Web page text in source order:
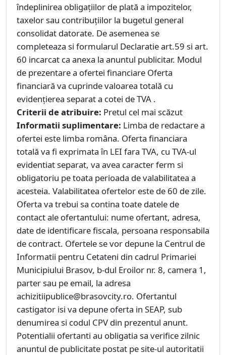
îndeplinirea obligaţiilor de plată a impozitelor,
taxelor sau contribuţiilor la bugetul general
consolidat datorate. De asemenea se
completeaza si formularul Declaratie art.59 si art.
60 incarcat ca anexa la anuntul publicitar. Modul
de prezentare a ofertei financiare Oferta
financiară va cuprinde valoarea totală cu
evidențierea separat a cotei de TVA .
Criterii de atribuire: Pretul cel mai scăzut
Informatii suplimentare: Limba de redactare a
ofertei este limba româna. Oferta financiara
totală va fi exprimata în LEI fara TVA, cu TVA-ul
evidentiat separat, va avea caracter ferm si
obligatoriu pe toata perioada de valabilitatea a
acesteia. Valabilitatea ofertelor este de 60 de zile.
Oferta va trebui sa contina toate datele de
contact ale ofertantului: nume ofertant, adresa,
date de identificare fiscala, persoana responsabila
de contract. Ofertele se vor depune la Centrul de
Informatii pentru Cetateni din cadrul Primariei
Municipiului Brasov, b-dul Eroilor nr. 8, camera 1,
parter sau pe email, la adresa
achizitiipublice@brasovcity.ro. Ofertantul
castigator isi va depune oferta in SEAP, sub
denumirea si codul CPV din prezentul anunt.
Potentialii ofertanti au obligatia sa verifice zilnic
anuntul de publicitate postat pe site-ul autoritatii